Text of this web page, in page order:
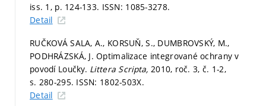
iss. 1, p. 124-133. ISSN: 1085-3278.
Detail
RUČKOVÁ SALA, A., KORSUŇ, S., DUMBROVSKÝ, M.,
PODHRÁZSKÁ, J. Optimalizace integrované ochrany v
povodí Loučky. Littera Scripta, 2010, roč. 3, č. 1-2,
s. 280-295. ISSN: 1802-503X.
Detail